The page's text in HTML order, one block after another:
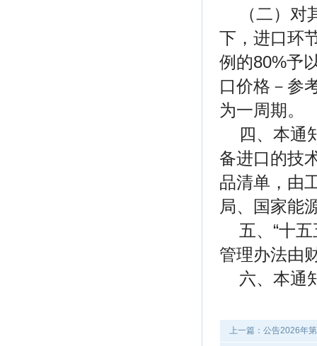
（二）
下，进口环
例的80%予
口价格－参
为一周期。
四、本通
备进口的技
品清单，由
局、国家能
五、“十
管理办法由
六、本通
上一篇：公告2026年